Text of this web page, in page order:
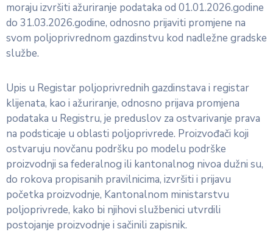
moraju izvršiti ažuriranje podataka od 01.01.2026.godine
do 31.03.2026.godine, odnosno prijaviti promjene na
svom poljoprivrednom gazdinstvu kod nadležne gradske
službe.
Upis u Registar poljoprivrednih gazdinstava i registar
klijenata, kao i ažuriranje, odnosno prijava promjena
podataka u Registru, je preduslov za ostvarivanje prava
na podsticaje u oblasti poljoprivrede. Proizvođači koji
ostvaruju novčanu podršku po modelu podrške
proizvodnji sa federalnog ili kantonalnog nivoa dužni su,
do rokova propisanih pravilnicima, izvršiti i prijavu
početka proizvodnje, Kantonalnom ministarstvu
poljoprivrede, kako bi njihovi službenici utvrdili
postojanje proizvodnje i sačinili zapisnik.